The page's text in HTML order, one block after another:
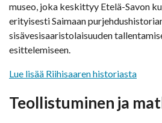
museo, joka keskittyy Etelä-Savon
erityisesti Saimaan
sisävesisaaristolaisuuden
esittelemiseen.
Lue lisää Riihisaaren historiasta
Teollistuminen ja